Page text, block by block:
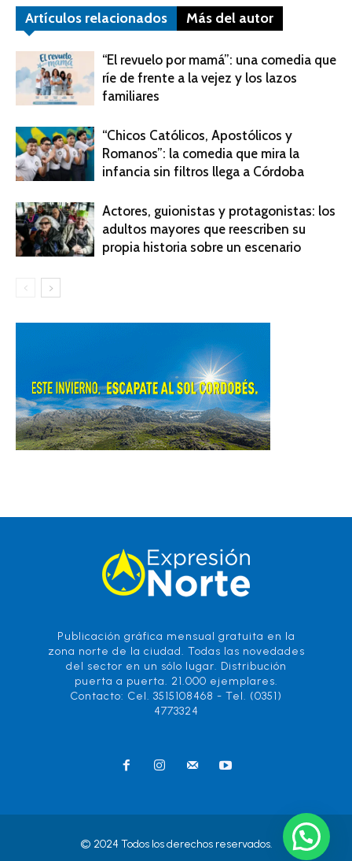
Artículos relacionados Más del autor
“El revuelo por mamá”: una comedia que
ríe de frente a la vejez y los lazos
familiares
“Chicos Católicos, Apostólicos y
Romanos”: la comedia que mira la
infancia sin filtros llega a Córdoba
Actores, guionistas y protagonistas: los
adultos mayores que reescriben su
propia historia sobre un escenario
Publicación gráfica mensual gratuita en la
zona norte de la ciudad. Todas las novedades
del sector en un sólo lugar. Distribución
puerta a puerta. 21.000 ejemplares.
Contacto: Cel. 3515108468 - Tel. (0351)
4773324
© 2024 Todos los derechos reservados.